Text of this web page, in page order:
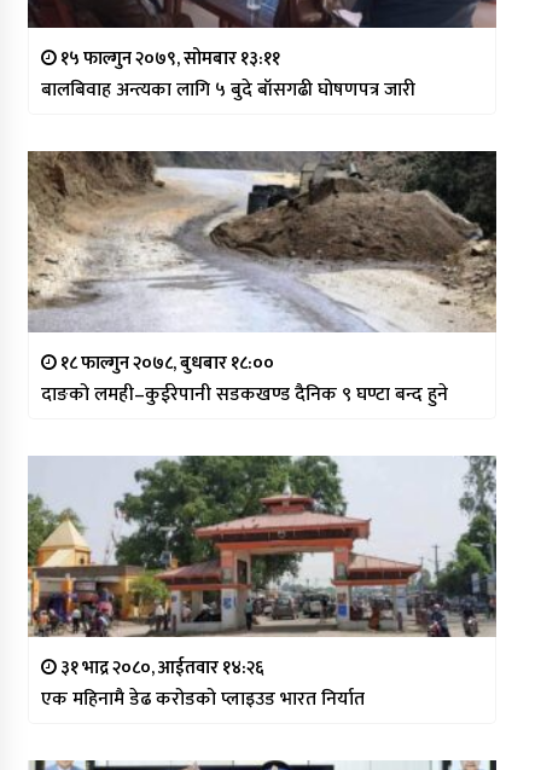
१५ फाल्गुन २०७९, सोमबार १३:११
बालबिवाह अन्त्यका लागि ५ बुदे बाँसगढी घोषणपत्र जारी
१८ फाल्गुन २०७८, बुधबार १८:००
दाङको लमही–कुईरेपानी सडकखण्ड दैनिक ९ घण्टा बन्द हुने
३१ भाद्र २०८०, आईतवार १४:२६
एक महिनामै डेढ करोडको प्लाइउड भारत निर्यात